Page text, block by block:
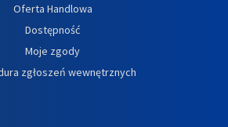
Oferta Handlowa
Dostępność
Moje zgody
zgłoszeń wewnętrznych